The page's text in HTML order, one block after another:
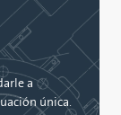
a
única.